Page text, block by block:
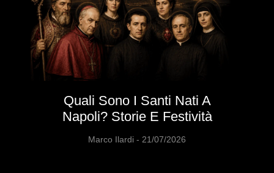
Quali Sono I Santi Nati A
Napoli? Storie E Festività
Marco Ilardi 21/07/2026